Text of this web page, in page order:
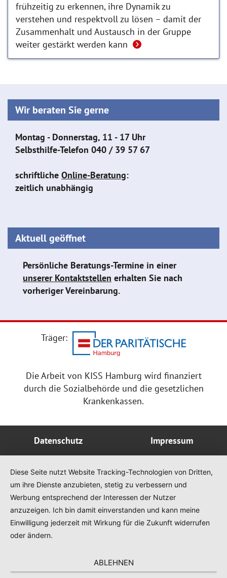
frühzeitig zu erkennen, ihre Dynamik zu
verstehen und respektvoll zu lösen – damit der
Zusammenhalt und Austausch in der Gruppe
weiter gestärkt werden kann
Wir beraten Sie gerne
Montag - Donnerstag, 11 - 17 Uhr
Selbsthilfe-Telefon 040 / 39 57 67
schriftliche Online-Beratung:
zeitlich unabhängig
Aktuell geöffnet
Persönliche Beratungs-Termine in einer
unserer Kontaktstellen erhalten Sie nach
vorheriger Vereinbarung.
Träger:
Die Arbeit von KISS Hamburg wird finanziert
durch die Sozialbehörde und die gesetzlichen
Krankenkassen.
Datenschutz Impressum
Diese Seite nutzt Website Tracking-Technologien von Dritten,
um ihre Dienste anzubieten, stetig zu verbessern und
Werbung entsprechend der Interessen der Nutzer
anzuzeigen. Ich bin damit einverstanden und kann meine
Einwilligung jederzeit mit Wirkung für die Zukunft widerrufen
oder ändern.
ABLEHNEN